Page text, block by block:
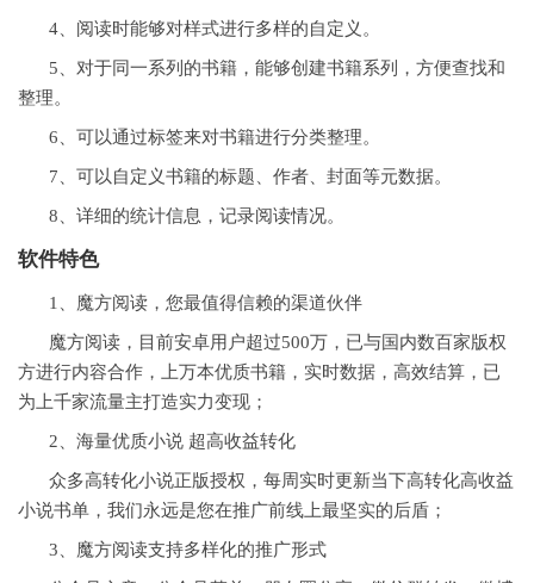
4、阅读时能够对样式进行多样的自定义。
5、对于同一系列的书籍，能够创建书籍系列，方便查找和
整理。
6、可以通过标签来对书籍进行分类整理。
7、可以自定义书籍的标题、作者、封面等元数据。
8、详细的统计信息，记录阅读情况。
软件特色
1、魔方阅读，您最值得信赖的渠道伙伴
魔方阅读，目前安卓用户超过500万，已与国内数百家版权
方进行内容合作，上万本优质书籍，实时数据，高效结算，已
为上千家流量主打造实力变现；
2、海量优质小说 超高收益转化
众多高转化小说正版授权，每周实时更新当下高转化高收益
小说书单，我们永远是您在推广前线上最坚实的后盾；
3、魔方阅读支持多样化的推广形式